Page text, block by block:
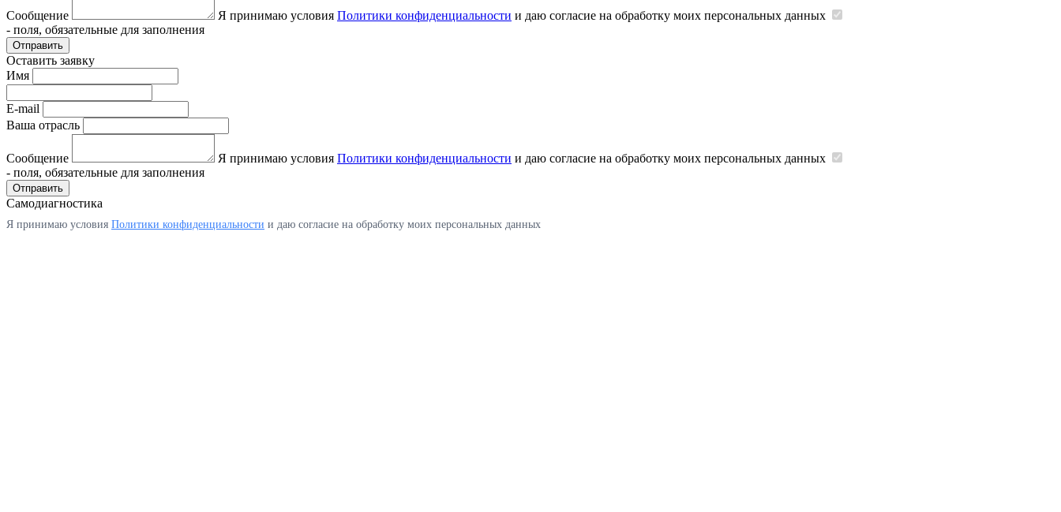
Сообщение Я принимаю условия Политики конфиденциальности и даю согласие на обработку моих персональных данных
- поля, обязательные для заполнения
Отправить
Оставить заявку
Имя
E-mail
Ваша отрасль
Сообщение Я принимаю условия Политики конфиденциальности и даю согласие на обработку моих персональных данных
- поля, обязательные для заполнения
Отправить
Самодиагностика
Я принимаю условия Политики конфиденциальности и даю согласие на обработку моих персональных данных